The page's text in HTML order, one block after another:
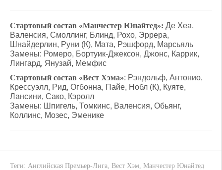
Стартовый состав «Манчестер Юнайтед»: Де Хеа,
Валенсия, Смоллинг, Блинд, Рохо, Эррера,
Шнайдерлин, Руни (К), Мата, Рэшфорд, Марсьяль
Замены: Ромеро, Бортуик-Джексон, Джонс, Каррик,
Лингард, Янузай, Мемфис
Стартовый состав «Вест Хэма»: Рэндольф, Антонио,
Крессуэлл, Рид, Огбонна, Пайе, Нобл (К), Куяте,
Лансини, Сако, Кэролл
Замены: Шпигель, Томкинс, Валенсия, Обьянг,
Коллинс, Мозес, Эменике
Теги: Английская Премьер-Лига, Вест Хэм, Манчестер Юнайтед